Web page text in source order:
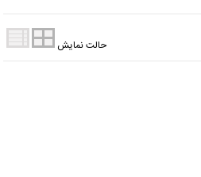
حالت نمایش